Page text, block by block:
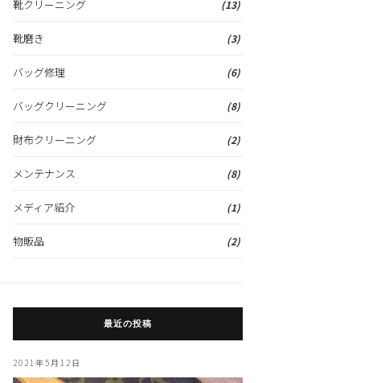
靴クリーニング (13)
靴磨き (3)
バッグ修理 (6)
バッグクリーニング (8)
財布クリーニング (2)
メンテナンス (8)
メディア紹介 (1)
物販品 (2)
最近の投稿
2021年5月12日